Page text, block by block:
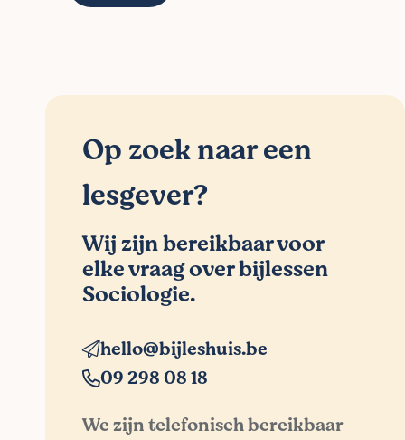
Op zoek naar een
lesgever?
Wij zijn bereikbaar voor
elke vraag over bijlessen
Sociologie.
hello@bijleshuis.be
09 298 08 18
We zijn telefonisch bereikbaar